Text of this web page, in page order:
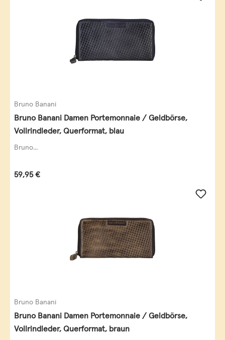
Bruno Banani
Bruno Banani Damen Portemonnaie / Geldbörse,
Vollrindleder, Querformat, blau
Bruno...
Regulärer Preis:
59,95 €
Bruno Banani
Bruno Banani Damen Portemonnaie / Geldbörse,
Vollrindleder, Querformat, braun